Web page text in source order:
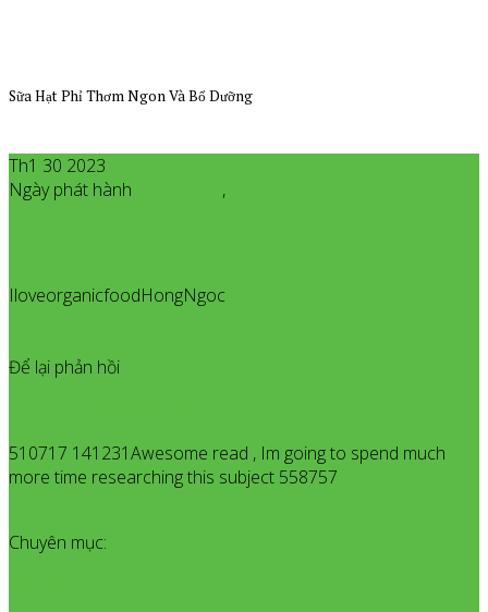
Sữa Hạt Phỉ Thơm Ngon Và Bổ Dưỡng
Th1 30 2023
Ngày phát hành
,
IloveorganicfoodHongNgoc
Để lại phản hồi
510717 141231Awesome read , Im going to spend much
more time researching this subject 558757
Chuyên mục: